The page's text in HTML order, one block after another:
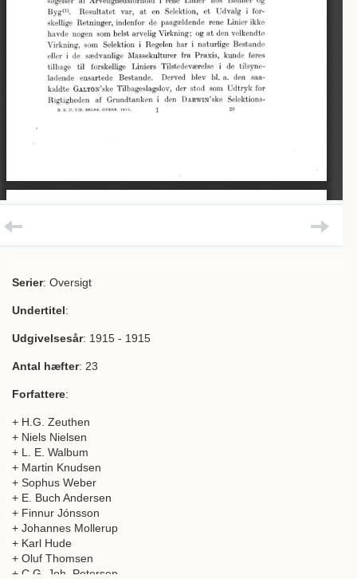
Serier: Oversigt
Undertitel:
Udgivelsesår: 1915 - 1915
Antal hæfter: 23
Forfattere:
+ H.G. Zeuthen
+ Niels Nielsen
+ L. E. Walbum
+ Martin Knudsen
+ Sophus Weber
+ E. Buch Andersen
+ Finnur Jónsson
+ Johannes Mollerup
+ Karl Hude
+ Oluf Thomsen
+ C.G. Joh. Petersen